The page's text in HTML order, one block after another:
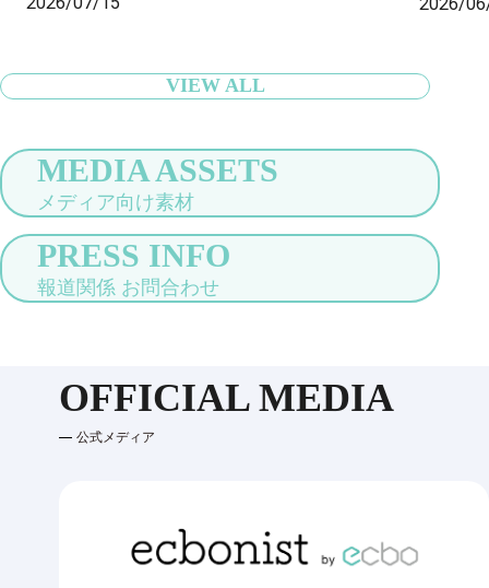
行者の身軽な旅をサポート〜
2026/
VIEW ALL
MEDIA ASSETS
メディア向け素材
PRESS INFO
報道関係 お問合わせ
OFFICIAL MEDIA
公式メディア